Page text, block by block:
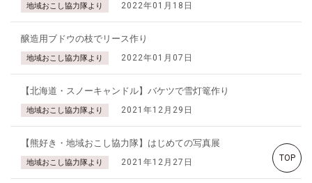
地域おこし協力隊より 2022年01月18日
醸造用ブドウの枝でリース作り
地域おこし協力隊より 2022年01月07日
【北海道・スノーキャンドル】バケツで雪灯篭作り
地域おこし協力隊より 2021年12月29日
【熊好き・地域おこし協力隊】はじめての写真展
地域おこし協力隊より 2021年12月27日 TOP